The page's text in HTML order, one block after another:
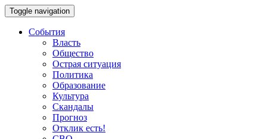
Toggle navigation
События
Власть
Общество
Острая ситуация
Политика
Образование
Культура
Скандалы
Прогноз
Отклик есть!